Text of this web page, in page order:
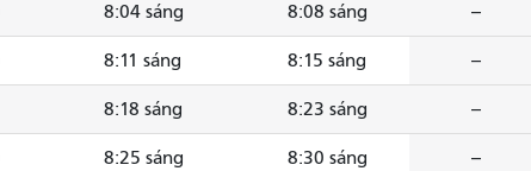
8:04 sáng 8:08 sáng --
8:11 sáng 8:15 sáng --
8:18 sáng 8:23 sáng --
8:25 sáng 8:30 sáng --